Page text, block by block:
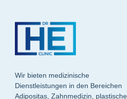
Wir bieten medizinische
Dienstleistungen in den Bereichen
Adipositas, Zahnmedizin, plastische